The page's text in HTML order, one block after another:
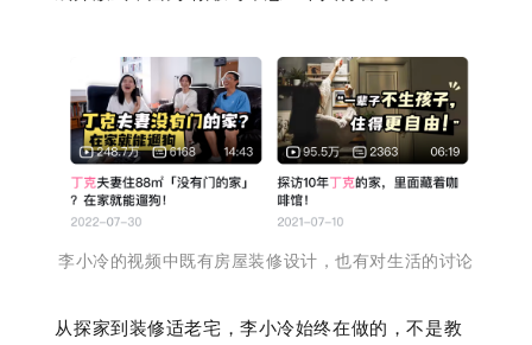
李小冷的视频中既有房屋装修设计，也有对生活的讨论
从探家到装修适老宅，李小冷始终在做的，不是教